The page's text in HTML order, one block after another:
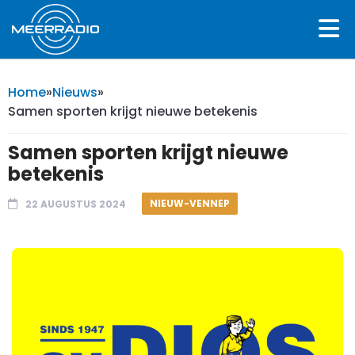
Home»Nieuws»
Samen sporten krijgt nieuwe betekenis
Samen sporten krijgt nieuwe
betekenis
22 AUGUSTUS 2024 NIEUW-VENNEP